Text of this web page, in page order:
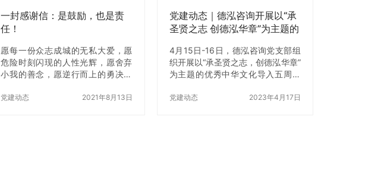
一封感谢信：是鼓励，也是责
任！
愿每一份众志成城的无私大爱，愿
危险时刻闪现的人性光辉，愿舍弃
小我的善念，愿逆行而上的勇决，
我，照耀来路，照耀河南这片饱经
党建动态 2021年8月13日
党建动态｜德泓咨询开展以“承
圣贤之志 创德泓华章”为主题的
活动
4月15日-16日，德泓咨询党支部组
织开展以“承圣贤之志，创德泓华章”
为主题的优秀中华文化导入五周年
泓咨询的全体员工参与了此次活
党建动态 2023年4月17日